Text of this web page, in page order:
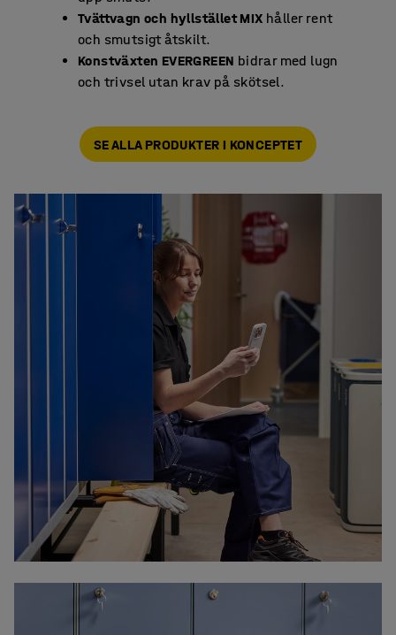
Tvättvagn och hyllstället MIX håller rent
och smutsigt åtskilt.
Konstväxten EVERGREEN bidrar med lugn
och trivsel utan krav på skötsel.
SE ALLA PRODUKTER I KONCEPTET